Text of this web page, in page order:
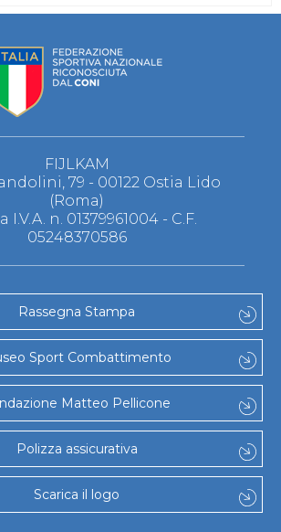
FIJLKAM
79 - 00122 Ostia Lido
(Roma)
I.V.A. n. 01379961004 - C.F.
05248370586
Rassegna Stampa
Sport Combattimento
Matteo Pellicone
Polizza assicurativa
Scarica il logo